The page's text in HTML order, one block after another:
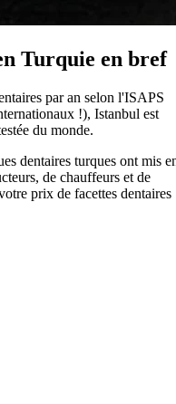
Turquie en bref
par an selon l'ISAPS
!), Istanbul est
du monde.
dentaires turques ont mis
de chauffeurs et de
prix de facettes dentaires